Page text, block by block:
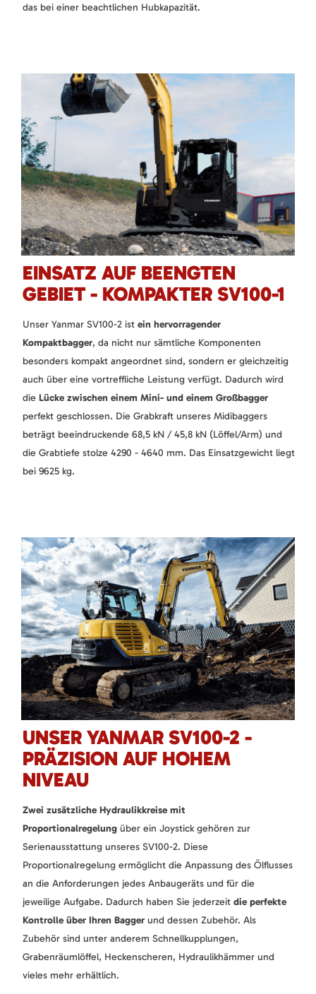
das bei einer beachtlichen Hubkapazität.
EINSATZ AUF BEENGTEN
GEBIET - KOMPAKTER SV100-1
Unser Yanmar SV100-2 ist ein hervorragender
Kompaktbagger, da nicht nur sämtliche Komponenten
besonders kompakt angeordnet sind, sondern er gleichzeitig
auch über eine vortreffliche Leistung verfügt. Dadurch wird
die Lücke zwischen einem Mini- und einem Großbagger
perfekt geschlossen. Die Grabkraft unseres Midibaggers
beträgt beeindruckende 68,5 kN / 45,8 kN (Löffel/Arm) und
die Grabtiefe stolze 4290 - 4640 mm. Das Einsatzgewicht liegt
bei 9625 kg.
UNSER YANMAR SV100-2 -
PRÄZISION AUF HOHEM
NIVEAU
Zwei zusätzliche Hydraulikkreise mit
Proportionalregelung über ein Joystick gehören zur
Serienausstattung unseres SV100-2. Diese
Proportionalregelung ermöglicht die Anpassung des Ölflusses
an die Anforderungen jedes Anbaugeräts und für die
jeweilige Aufgabe. Dadurch haben Sie jederzeit die perfekte
Kontrolle über Ihren Bagger und dessen Zubehör. Als
Zubehör sind unter anderem Schnellkupplungen,
Grabenräumlöffel, Heckenscheren, Hydraulikhämmer und
vieles mehr erhältlich.